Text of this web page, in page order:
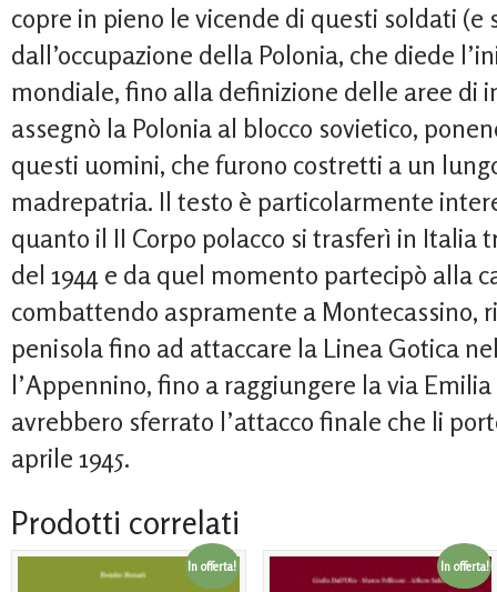
copre in pieno le vicende di questi soldati (e
dall’occupazione della Polonia, che diede
mondiale, fino alla definizione delle aree di
assegnò la Polonia al blocco sovietico,
questi uomini, che furono costretti a un
madrepatria. Il testo è particolarmente
quanto il II Corpo polacco si trasferì in Italia
del 1944 e da quel momento partecipò alla
combattendo aspramente a Montecassino,
penisola fino ad attaccare la Linea Gotica
l’Appennino, fino a raggiungere la via
avrebbero sferrato l’attacco finale che li
aprile 1945.
Prodotti correlati
In offerta! In offerta!